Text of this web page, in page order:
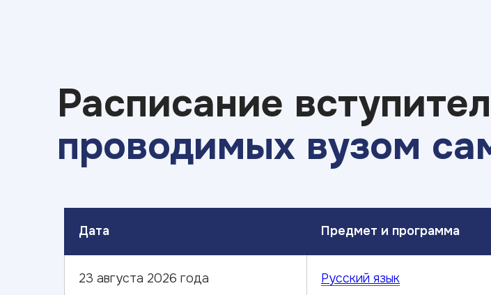
Расписание
проводимых вузом
Дата Предмет и программа
23 августа 2026 года Русский язык